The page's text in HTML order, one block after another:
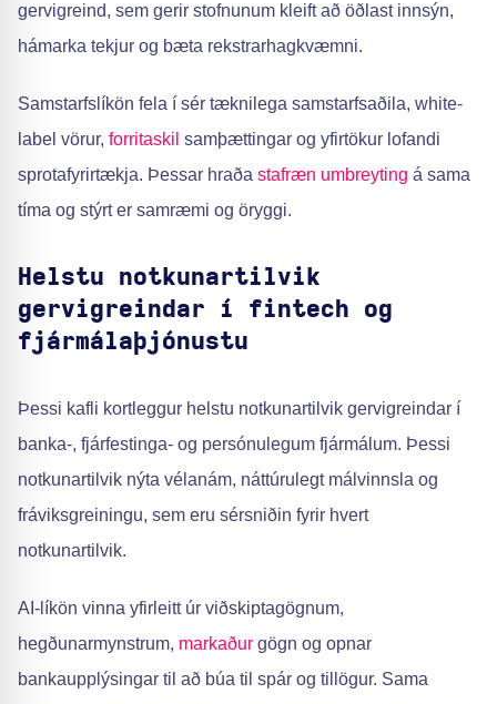
gervigreind, sem gerir stofnunum kleift að öðlast innsýn,
hámarka tekjur og bæta rekstrarhagkvæmni.
Samstarfslíkön fela í sér tæknilega samstarfsaðila, white-
label vörur, forritaskil samþættingar og yfirtökur lofandi
sprotafyrirtækja. Þessar hraða stafræn umbreyting á sama
tíma og stýrt er samræmi og öryggi.
Helstu notkunartilvik
gervigreindar í fintech og
fjármálaþjónustu
Þessi kafli kortleggur helstu notkunartilvik gervigreindar í
banka-, fjárfestinga- og persónulegum fjármálum. Þessi
notkunartilvik nýta vélanám, náttúrulegt málvinnsla og
fráviksgreiningu, sem eru sérsniðin fyrir hvert
notkunartilvik.
AI-líkön vinna yfirleitt úr viðskiptagögnum,
hegðunarmynstrum, markaður gögn og opnar
bankaupplýsingar til að búa til spár og tillögur. Sama